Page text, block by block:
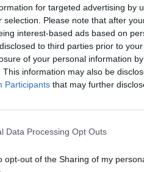
for targeted advertising by
selection. Please note that after
interest-based ads based on
to third parties prior to
of your personal information
This information may also be
Participants that may further
Data Processing Opt Outs
opt-out of the Sharing of my
keičiantis ritminiam
nuteikė ramią
gerai intonuojant